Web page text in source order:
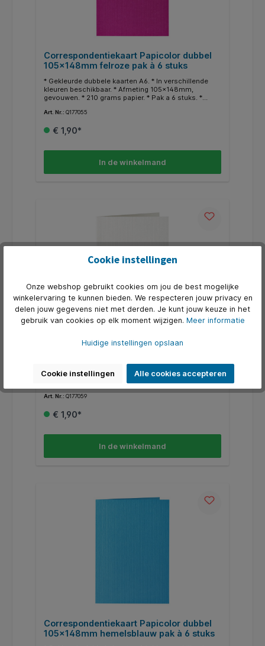
Correspondentiekaart Papicolor dubbel
105x148mm felroze pak à 6 stuks
* Gekleurde dubbele kaarten A6. * In verschillende
kleuren beschikbaar. * Afmeting 105x148mm,
gevouwen. * 210 grams papier. * Pak a 6 stuks. *
kleuren zijn ook enveloppen en A4 papier
Art. Nr.: Q177055
€ 1,90*
In de winkelmand
Correspondentiekaart Papicolor dubbel
105x148mm hagelwit pak à 6 stuks
* Gekleurde dubbele kaarten A6. * In verschillende
kleuren beschikbaar. * Afmeting 105x148mm,
gevouwen. * 210 grams papier. * Pak a 6 stuks. *
Geschikt voor hobby doeleinden. * In dezelfde
kleuren zijn ook enveloppen en A4 papier
Art. Nr.: Q177059
€ 1,90*
In de winkelmand
Correspondentiekaart Papicolor dubbel
105x148mm hemelsblauw pak à 6 stuks
Cookie instellingen
Onze webshop gebruikt cookies om jou de best mogelijke
winkelervaring te kunnen bieden. We respecteren jouw privacy en
delen jouw gegevens niet met derden. Je kunt jouw keuze in het
gebruik van cookies op elk moment wijzigen. Meer informatie
Huidige instellingen opslaan
Cookie instellingen Alle cookies accepteren